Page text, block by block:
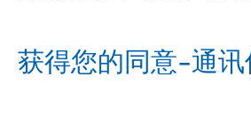
获得您的同意-通讯